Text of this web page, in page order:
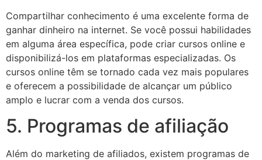
Compartilhar conhecimento é uma excelente forma de
ganhar dinheiro na internet. Se você possui habilidades
em alguma área específica, pode criar cursos online e
disponibilizá-los em plataformas especializadas. Os
cursos online têm se tornado cada vez mais populares
e oferecem a possibilidade de alcançar um público
amplo e lucrar com a venda dos cursos.
5. Programas de afiliação
Além do marketing de afiliados, existem programas de